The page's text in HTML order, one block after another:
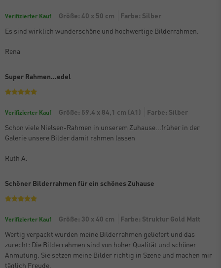
Verifizierter Kauf Größe: 40 x 50 cm
Farbe: Silber
Es sind wirklich wunderschöne und hochwertige Bilderrahmen.
Rena
Super Rahmen...edel
Verifizierter Kauf Größe: 59,4 x 84,1 cm (A1)
Farbe: Silber
Schon viele Nielsen-Rahmen in unserem Zuhause...früher in der
Galerie unsere Bilder damit rahmen lassen
Ruth A.
Schöner Bilderrahmen für ein schönes Zuhause
Verifizierter Kauf Größe: 30 x 40 cm
Farbe: Struktur Gold Matt
Wertig verpackt wurden meine Bilderrahmen geliefert und das
zurecht: Die Bilderrahmen sind von hoher Qualität und schöner
Anmutung. Sie setzen meine Bilder richtig in Szene und machen mir
täglich Freude.